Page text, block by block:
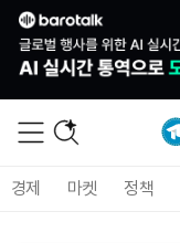
경제 마켓 정책
XRP (XRP)